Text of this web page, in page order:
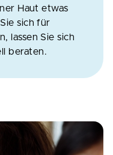
Haut etwas
sich für
lassen Sie sich
beraten.